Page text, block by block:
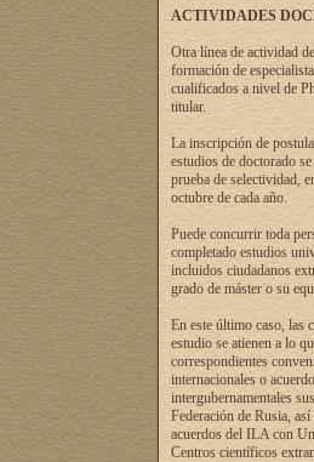
ACTIVIDADES
Otra línea de actividad
formación de
cualificados a nivel de
titular.
La inscripción de
estudios de doctorado
prueba de selectividad,
octubre de cada año.
Puede concurrir toda
completado estudios
incluidos ciudadanos
grado de máster o su
En este último caso, las
estudio se atienen a lo
correspondientes
internacionales o
intergubernamentales
Federación de Rusia,
acuerdos del ILA con
Centros científicos